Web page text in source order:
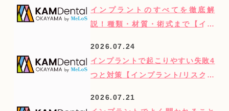
インプラントのすべてを徹底解
説！種類・材質・術式まで【イン
2026.07.24
インプラントで起こりやすい失敗4
つと対策【インプラント/リスク管
2026.07.21